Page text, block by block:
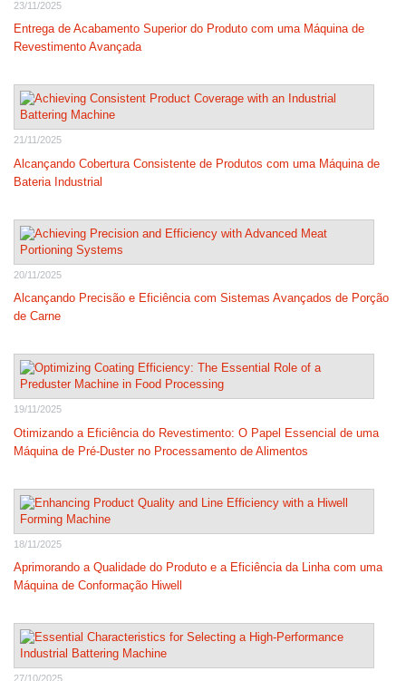
23/11/2025
Entrega de Acabamento Superior do Produto com uma Máquina de
Revestimento Avançada
21/11/2025
Alcançando Cobertura Consistente de Produtos com uma Máquina de
Bateria Industrial
20/11/2025
Alcançando Precisão e Eficiência com Sistemas Avançados de Porção
de Carne
19/11/2025
Otimizando a Eficiência do Revestimento: O Papel Essencial de uma
Máquina de Pré-Duster no Processamento de Alimentos
18/11/2025
Aprimorando a Qualidade do Produto e a Eficiência da Linha com uma
Máquina de Conformação Hiwell
27/10/2025